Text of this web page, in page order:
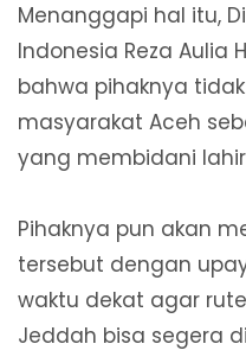
Menanggapi hal itu,
Indonesia Reza Aulia
bahwa pihaknya
masyarakat Aceh
yang membidani
Pihaknya pun akan
tersebut dengan
waktu dekat agar
Jeddah bisa segera